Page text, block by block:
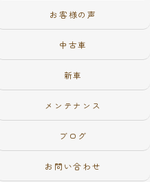
お客様の声
中古車
新車
メンテナンス
ブログ
お問い合わせ